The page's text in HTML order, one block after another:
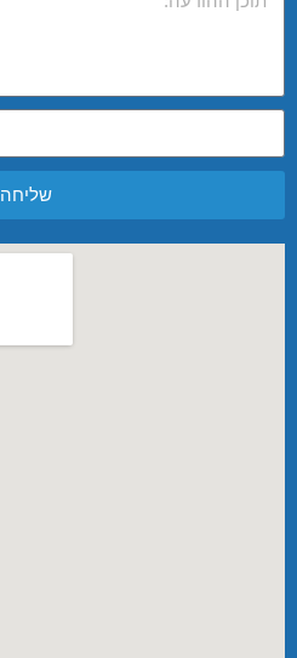
שליחה